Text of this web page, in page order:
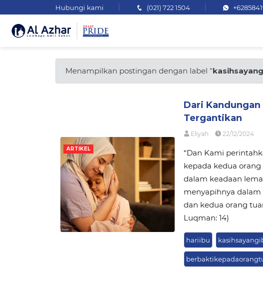
Hubungi kami (021) 722 1504
Menampilkan postingan dengan label "
ARTIKEL
Dari
Tergantikan
Eliyah 22/12/2024
“Dan Kami
kepada kedua
dalam keadaan
menyapihnya
dan kedua orang
Luqman: 14)
hariibu